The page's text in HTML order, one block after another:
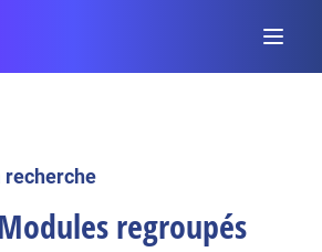
recherche
regroupés